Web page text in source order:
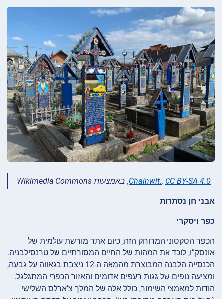
Chainwit., CC BY-SA 4.0 , באמצעות Wikimedia Commons
אבני חן נסתרות
כפר ויסקרי
הכפר הסקסוני המרוחק הזה, כיום אתר מורשת עולמית של
אונסק”ו, לוכד את המהות של החיים המסורתיים של טרנסילבניה.
הכנסייה הלבנה המבוצרת מהמאה ה-12 ניצבת בגאווה על גבעה,
ומציעה נופים של גגות רעפים אדומים והאזור הכפרי המתגלגל.
הודות למאמצי השימור, כולל אלה של המלך צ’ארלס השלישי